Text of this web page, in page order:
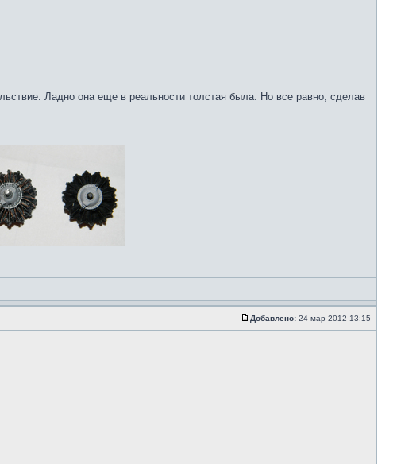
Ладно она еще в реальности толстая была. Но все равно, сделав
Добавлено: 24 мар 2012 13:15